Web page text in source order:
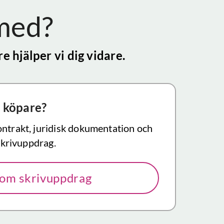
hjälper vi dig vidare.
juridisk dokumentation och
skrivuppdrag